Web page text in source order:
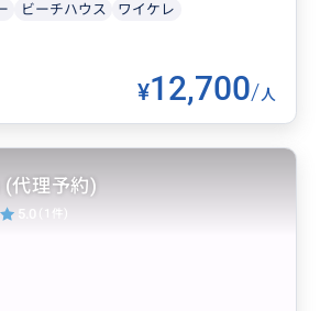
ビーチハウス ワイケレ
¥12,700/人
(代理予約)
5.0 (1件)